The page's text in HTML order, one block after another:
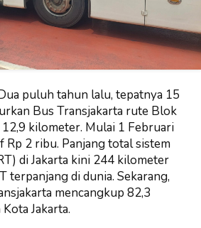
puluh tahun lalu, tepatnya 15
Bus Transjakarta rute Blok
kilometer. Mulai 1 Februari
Rp 2 ribu. Panjang total sistem
di Jakarta kini 244 kilometer
terpanjang di dunia. Sekarang,
mencangkup 82,3
Jakarta.